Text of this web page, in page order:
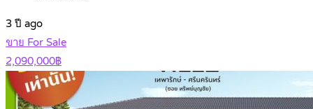
3 ปี ago
ขาย For Sale
2,090,000฿